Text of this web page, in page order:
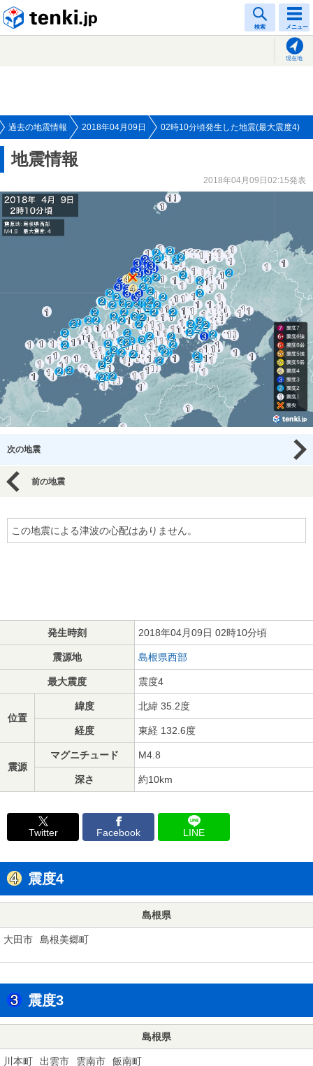
検索 メニュー
現在地
過去の地震情報 2018年04月09日 02時10分頃発生した地震(最大震度4)
地震情報
2018年04月09日02:15発表
次の地震
前の地震
この地震による津波の心配はありません。
発生時刻 2018年04月09日 02時10分頃
震源地 島根県西部
最大震度 震度4
位置
緯度 北緯 35.2度
経度 東経 132.6度
震源
マグニチュード M4.8
深さ 約10km
Twitter Facebook LINE
震度4
島根県
大田市 島根美郷町
震度3
島根県
川本町 出雲市 雲南市 飯南町